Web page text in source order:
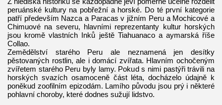
peruánské kultury na pobřežní a horské. Do té první kategorie
patří především Nazca a Paracas v jižním Peru a Mochicové a
Chimuové na severu, hlavními reprezentanty kultur horských
jsou kromě vlastních Inků ještě Tiahuanaco a aymarská říše
Collao.
Zemědělství starého Peru ale neznamená jen desítky
pěstovaných rostlin, ale i domácí zvířata. Hlavním ochočeným
zvířetem starého Peru byly lamy. Pokud s nimi pastýři trávili na
horských svazích osamoceně část léta, docházelo údajně k
poněkud zoofilním epizodám. Lamího původu jsou prý i některé
pohlavní choroby, které dodnes sužují lidstvo.